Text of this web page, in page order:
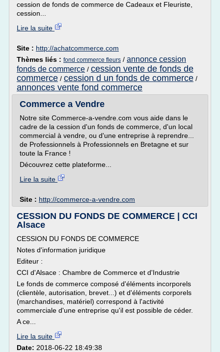
cession de fonds de commerce de Cadeaux et Fleuriste,
cession...
Lire la suite
Site : http://achatcommerce.com
Thèmes liés : fond commerce fleurs / annonce cession
fonds de commerce / cession vente de fonds de
commerce / cession d un fonds de commerce /
annonces vente fond commerce
Commerce a Vendre
Notre site Commerce-a-vendre.com vous aide dans le
cadre de la cession d'un fonds de commerce, d'un local
commercial à vendre, ou d'une entreprise à reprendre...
de Professionnels à Professionnels en Bretagne et sur
toute la France !
Découvrez cette plateforme...
Lire la suite
Site : http://commerce-a-vendre.com
CESSION DU FONDS DE COMMERCE | CCI
Alsace
CESSION DU FONDS DE COMMERCE
Notes d'information juridique
Editeur :
CCI d'Alsace : Chambre de Commerce et d'Industrie
Le fonds de commerce composé d'éléments incorporels
(clientèle, autorisation, brevet...) et d'éléments corporels
(marchandises, matériel) correspond à l'activité
commerciale d'une entreprise qu'il est possible de céder.
A ce...
Lire la suite
Date: 2018-06-22 18:49:38